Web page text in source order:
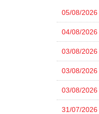
05/08/2026
04/08/2026
03/08/2026
03/08/2026
03/08/2026
31/07/2026